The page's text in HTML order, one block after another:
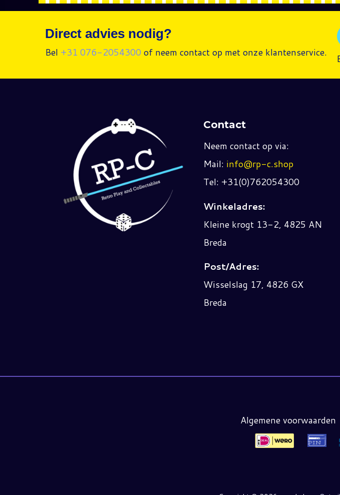
Direct advies nodig?
Bel +31 076-2054300 of neem contact op met onze klantenservice.
Contact
Neem contact op via:
Mail: info@rp-c.shop
Tel: +31(0)762054300
Winkeladres:
Kleine krogt 13-2, 4825 AN
Breda
Post/Adres:
Wisselslag 17, 4826 GX
Breda
Algemene voorwaarden